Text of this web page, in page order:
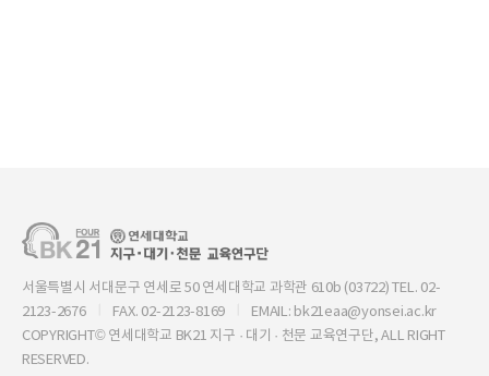
서울특별시 서대문구 연세로 50 연세대학교 과학관 610b (03722) TEL. 02-
2123-2676
FAX. 02-2123-8169
EMAIL: bk21eaa@yonsei.ac.kr
COPYRIGHT© 연세대학교 BK21 지구 · 대기 · 천문 교육연구단, ALL RIGHT
RESERVED.